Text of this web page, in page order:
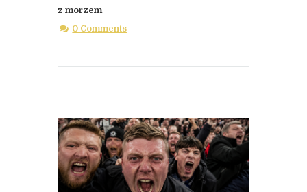
z morzem
0 Comments